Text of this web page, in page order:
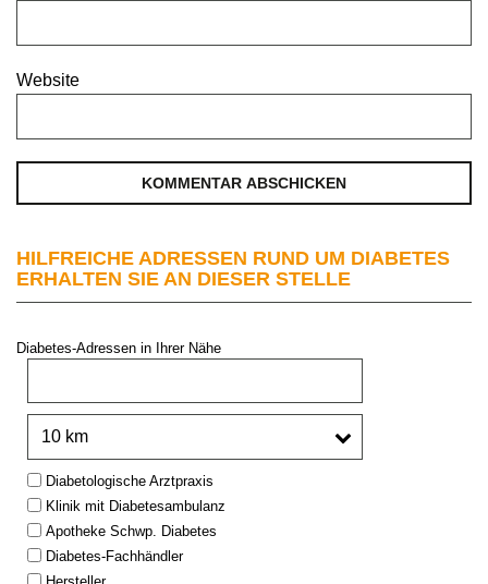
Website
HILFREICHE ADRESSEN RUND UM DIABETES
ERHALTEN SIE AN DIESER STELLE
Diabetes-Adressen in Ihrer Nähe
Type:Diabetologische Arztpraxis
Klinik mit Diabetesambulanz
Apotheke Schwp. Diabetes
Diabetes-Fachhändler